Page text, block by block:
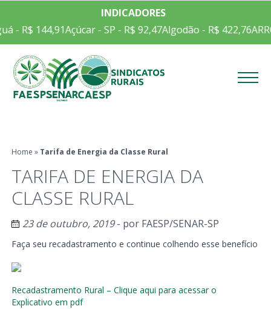
INDICADORES
- R$ 144,91Açúcar - SP - R$ 92,47Algodão - R$ 422,76
Home » Tarifa de Energia da Classe Rural
TARIFA DE ENERGIA DA
CLASSE RURAL
23 de outubro, 2019- por FAESP/SENAR-SP
Faça seu recadastramento e continue colhendo esse benefício
Recadastramento Rural – Clique aqui para acessar o
Explicativo em pdf